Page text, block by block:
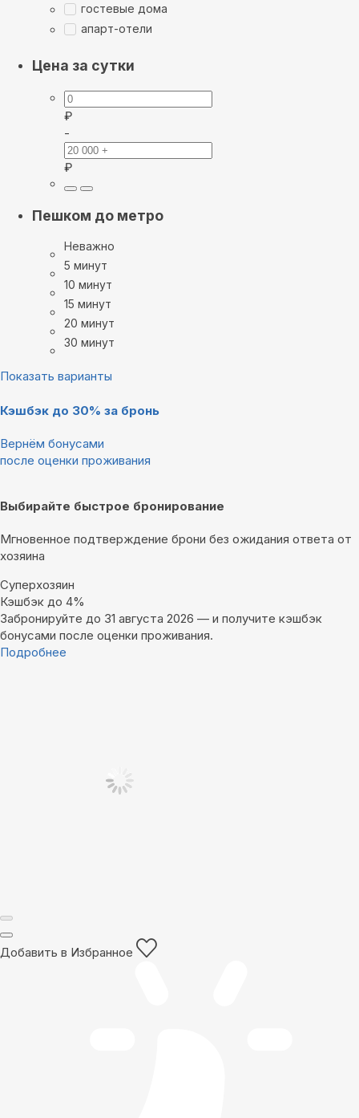
гостевые дома
апарт-отели
Цена за сутки
₽
-
₽
Пешком до метро
Неважно
5 минут
10 минут
15 минут
20 минут
30 минут
Показать варианты
Кэшбэк до 30% за бронь
Вернём бонусами
после оценки проживания
Выбирайте быстрое бронирование
Мгновенное подтверждение брони без ожидания ответа от
хозяина
Суперхозяин
Кэшбэк до 4%
Забронируйте до 31 августа 2026 — и получите кэшбэк
бонусами после оценки проживания.
Подробнее
Добавить в Избранное